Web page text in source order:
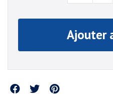
Ajouter
Partager